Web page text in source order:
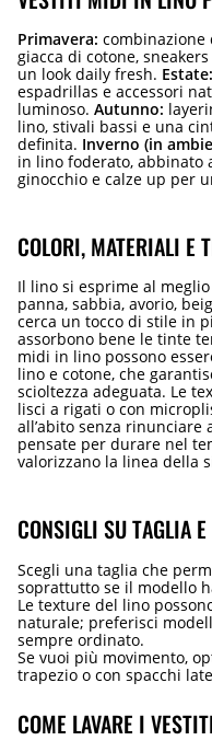
Primavera: combinazione
giacca di cotone,
un look daily fresh. Estate:
espadrillas e accessori
luminoso. Autunno:
lino, stivali bassi e una
definita. Inverno (in
in lino foderato, abbinato
ginocchio e calze up per
COLORI, MATERIALI E
Il lino si esprime al
panna, sabbia, avorio,
cerca un tocco di stile in
assorbono bene le tinte
midi in lino possono
lino e cotone, che
scioltezza adeguata. Le
lisci a rigati o con
all’abito senza rinunciare
pensate per durare nel
valorizzano la linea della
CONSIGLI SU TAGLIA
Scegli una taglia che
soprattutto se il modello
Le texture del lino
naturale; preferisci
sempre ordinato.
Se vuoi più movimento,
trapezio o con spacchi
COME LAVARE I